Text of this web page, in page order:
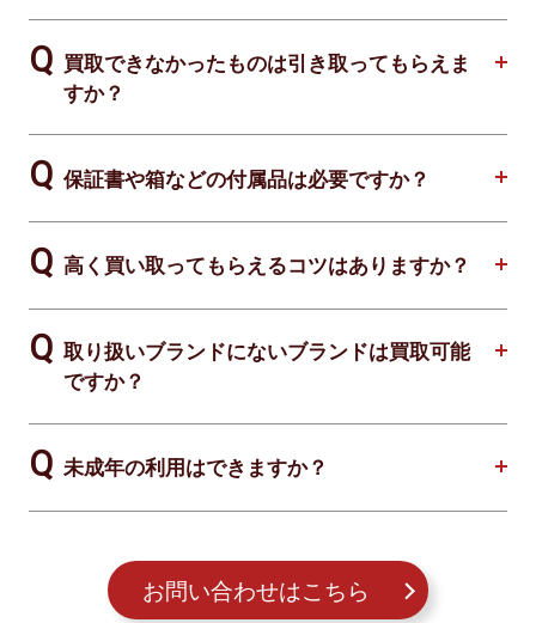
買取できなかったものは引き取ってもらえま
すか？
保証書や箱などの付属品は必要ですか？
高く買い取ってもらえるコツはありますか？
取り扱いブランドにないブランドは買取可能
ですか？
未成年の利用はできますか？
お問い合わせはこちら